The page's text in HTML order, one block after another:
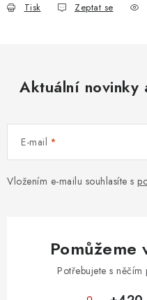
Tisk Zeptat se
Aktuální novinky
E-mail
Vložením e-mailu souhlasíte s
Pomůžeme
Potřebujete s něčím